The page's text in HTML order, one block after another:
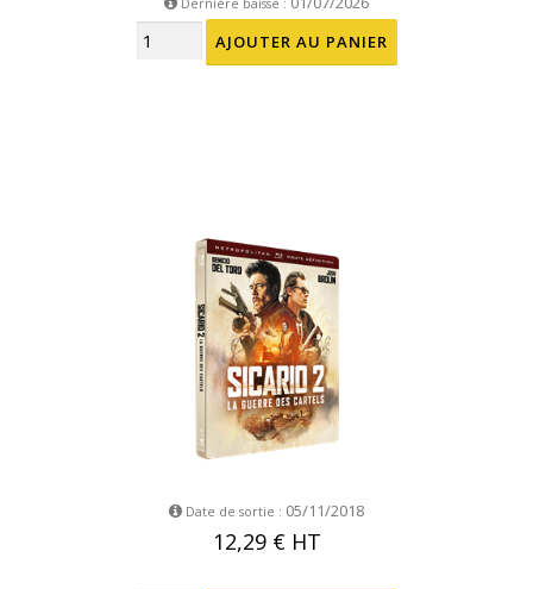
Dernière baisse :
Date de sortie : 05/11/2018
12,29 € HT